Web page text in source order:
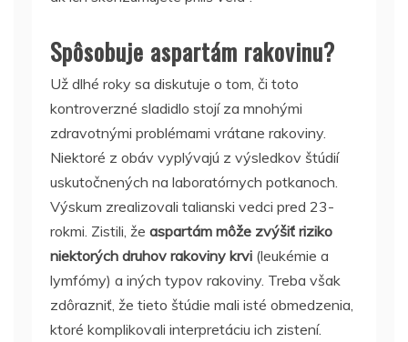
Spôsobuje aspartám rakovinu?
Už dlhé roky sa diskutuje o tom, či toto
kontroverzné sladidlo stojí za mnohými
zdravotnými problémami vrátane rakoviny.
Niektoré z obáv vyplývajú z výsledkov štúdií
uskutočnených na laboratórnych potkanoch.
Výskum zrealizovali talianski vedci pred 23-
rokmi. Zistili, že aspartám môže zvýšiť riziko
niektorých druhov rakoviny krvi (leukémie a
lymfómy) a iných typov rakoviny. Treba však
zdôrazniť, že tieto štúdie mali isté obmedzenia,
ktoré komplikovali interpretáciu ich zistení.